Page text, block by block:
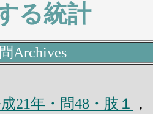
る統計
Archives
21年・問48・肢１
，